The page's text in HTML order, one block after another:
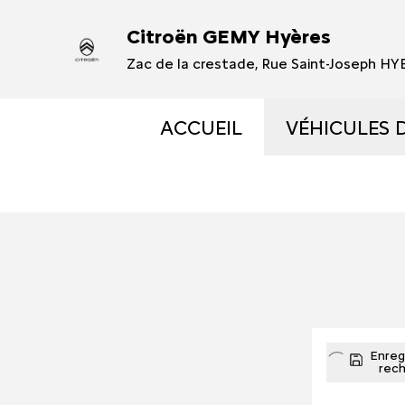
Citroën GEMY Hyères
Zac de la crestade, Rue Saint-Joseph
ACCUEIL VÉHICULES